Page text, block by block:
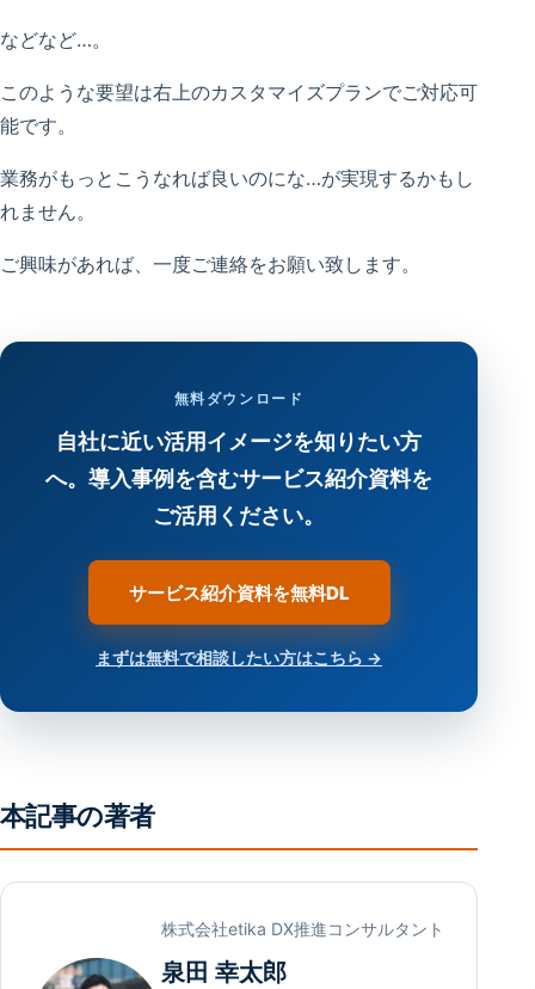
などなど…。
このような要望は右上のカスタマイズプランでご対応可
能です。
業務がもっとこうなれば良いのにな…が実現するかもし
れません。
ご興味があれば、一度ご連絡をお願い致します。
無料ダウンロード
自社に近い活用イメージを知りたい方
へ。導入事例を含むサービス紹介資料を
ご活用ください。
サービス紹介資料を無料DL
まずは無料で相談したい方はこちら →
本記事の著者
株式会社etika DX推進コンサルタント
泉田 幸太郎